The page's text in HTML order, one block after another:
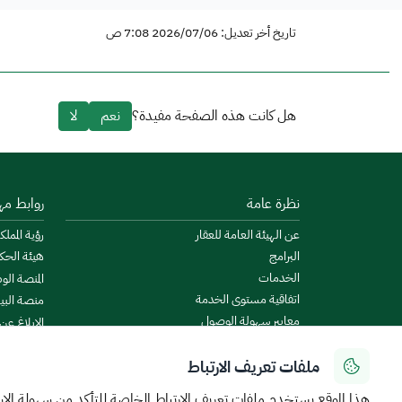
ملفات تعريف الارتباط
تاريخ أخر تعديل: 2026/07/06 7:08 ص
هل كانت هذه الصفحة مفيدة؟ نعم لا
نظرة عامة
عن الهيئة العامة للعقار
البرامج
الخدمات
اتفاقية مستوى الخدمة
معايير سهولة الوصول
الروزنامة العقارية
روابط
رؤية
هيئة
المنصة
منصة
الإبلاغ